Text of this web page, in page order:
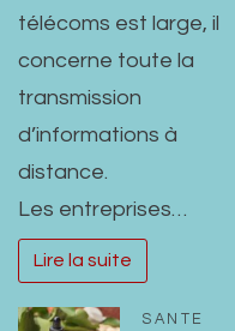
télécoms est large, il
concerne toute la
transmission
d’informations à
distance.
Les entreprises…
Lire la suite
SANTE